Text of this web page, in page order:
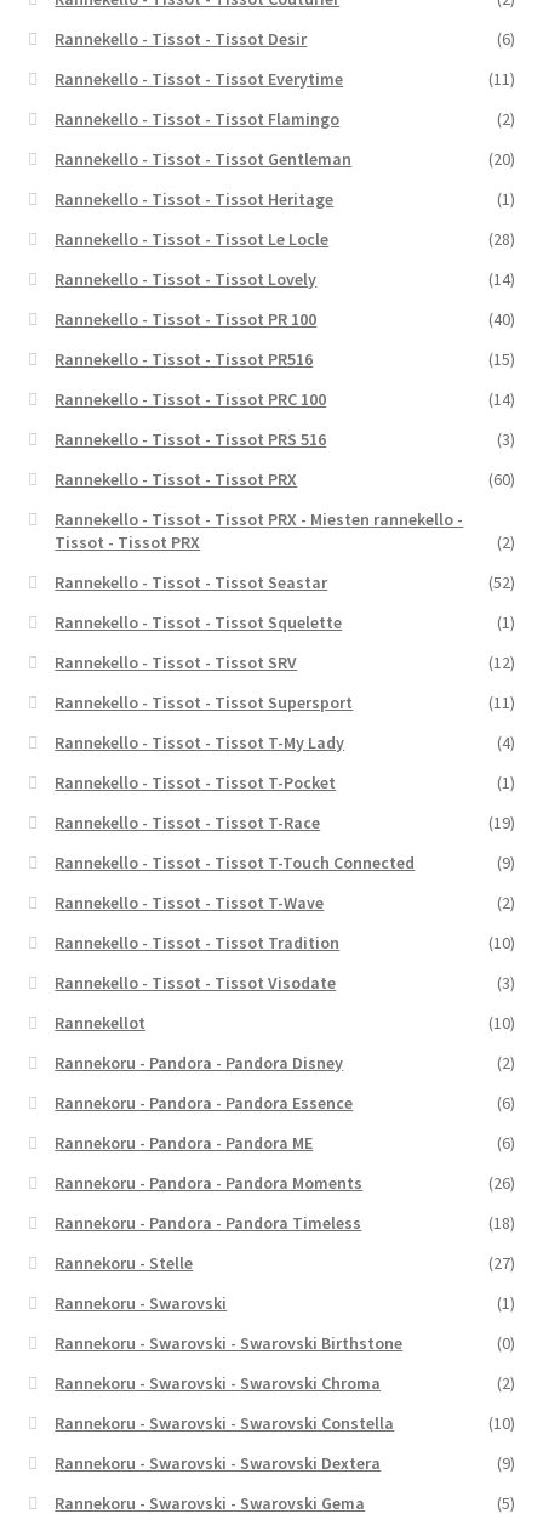
Rannekello - Tissot - Tissot Desir
(6)
Rannekello - Tissot - Tissot Everytime
(11)
Rannekello - Tissot - Tissot Flamingo
(2)
Rannekello - Tissot - Tissot Gentleman
(20)
Rannekello - Tissot - Tissot Heritage
(1)
Rannekello - Tissot - Tissot Le Locle
(28)
Rannekello - Tissot - Tissot Lovely
(14)
Rannekello - Tissot - Tissot PR 100
(40)
Rannekello - Tissot - Tissot PR516
(15)
Rannekello - Tissot - Tissot PRC 100
(14)
Rannekello - Tissot - Tissot PRS 516
(3)
Rannekello - Tissot - Tissot PRX
(60)
Rannekello - Tissot - Tissot PRX - Miesten rannekello -
Tissot - Tissot PRX
(2)
Rannekello - Tissot - Tissot Seastar
(52)
Rannekello - Tissot - Tissot Squelette
(1)
Rannekello - Tissot - Tissot SRV
(12)
Rannekello - Tissot - Tissot Supersport
(11)
Rannekello - Tissot - Tissot T-My Lady
(4)
Rannekello - Tissot - Tissot T-Pocket
(1)
Rannekello - Tissot - Tissot T-Race
(19)
Rannekello - Tissot - Tissot T-Touch Connected
(9)
Rannekello - Tissot - Tissot T-Wave
(2)
Rannekello - Tissot - Tissot Tradition
(10)
Rannekello - Tissot - Tissot Visodate
(3)
Rannekellot
(10)
Rannekoru - Pandora - Pandora Disney
(2)
Rannekoru - Pandora - Pandora Essence
(6)
Rannekoru - Pandora - Pandora ME
(6)
Rannekoru - Pandora - Pandora Moments
(26)
Rannekoru - Pandora - Pandora Timeless
(18)
Rannekoru - Stelle
(27)
Rannekoru - Swarovski
(1)
Rannekoru - Swarovski - Swarovski Birthstone
(0)
Rannekoru - Swarovski - Swarovski Chroma
(2)
Rannekoru - Swarovski - Swarovski Constella
(10)
Rannekoru - Swarovski - Swarovski Dextera
(9)
Rannekoru - Swarovski - Swarovski Gema
(5)